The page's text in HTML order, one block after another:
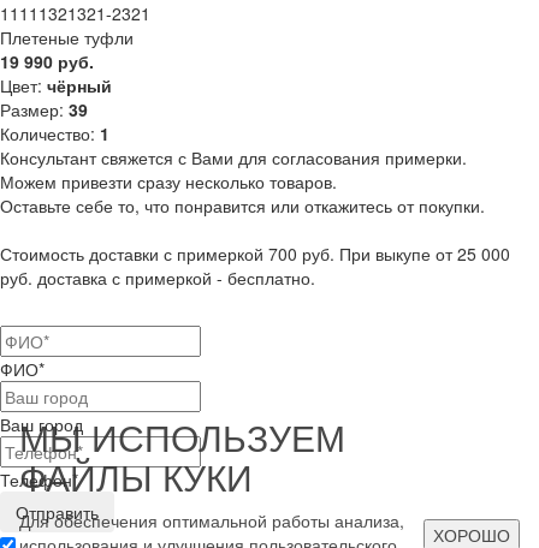
11111321321-2321
Плетеные туфли
19 990 руб.
Цвет: чёрный
Размер: 39
Количество: 1
Консультант свяжется с Вами для согласования примерки.
Можем привезти сразу несколько товаров.
Оставьте себе то, что понравится или откажитесь от покупки.
Стоимость доставки с примеркой 700 руб. При выкупе от 25 000
руб. доставка с примеркой - бесплатно.
ФИО*
Ваш город
Телефон*
МЫ ИСПОЛЬЗУЕМ
ФАЙЛЫ КУКИ
Для обеспечения оптимальной работы анализа,
ХОРОШО